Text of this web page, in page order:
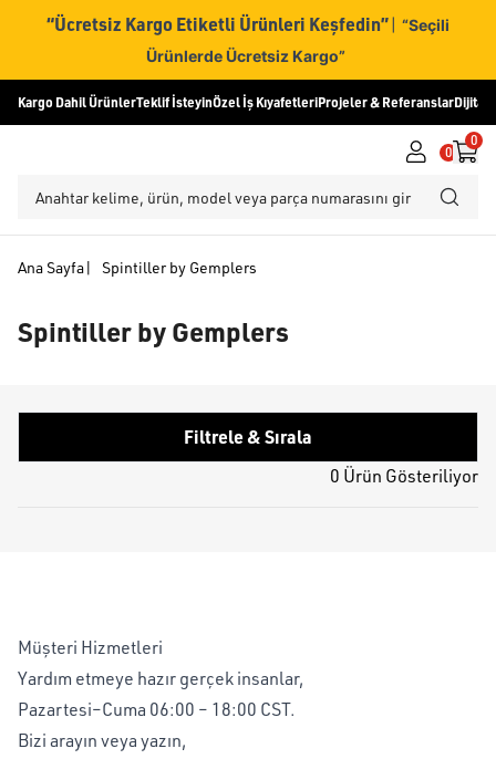
“Ücretsiz Kargo Etiketli Ürünleri Keşfedin” | “Seçili
Ürünlerde Ücretsiz Kargo”
Kargo Dahil ÜrünlerTeklif İsteyinÖzel İş KıyafetleriProjeler & ReferanslarDijital
0
0
Ana Sayfa| Spintiller by Gemplers
Spintiller by Gemplers
Filtrele & Sırala
0 Ürün Gösteriliyor
Müşteri Hizmetleri
Yardım etmeye hazır gerçek insanlar,
Pazartesi–Cuma 06:00 – 18:00 CST.
Bizi arayın veya yazın,